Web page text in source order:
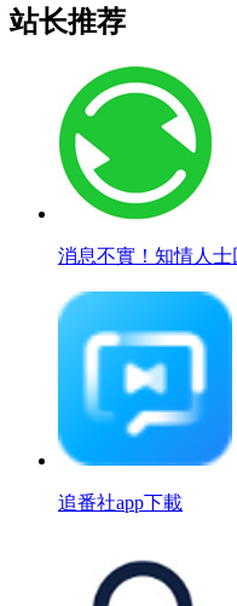
站长推荐
消息不實！知情人
追番社app下載